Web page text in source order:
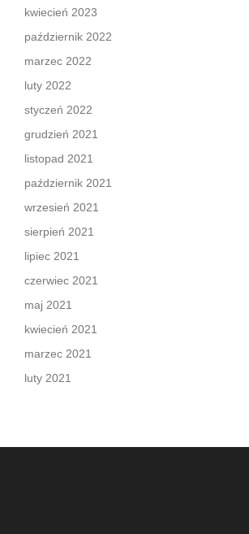
kwiecień 2023
październik 2022
marzec 2022
luty 2022
styczeń 2022
grudzień 2021
listopad 2021
październik 2021
wrzesień 2021
sierpień 2021
lipiec 2021
czerwiec 2021
maj 2021
kwiecień 2021
marzec 2021
luty 2021